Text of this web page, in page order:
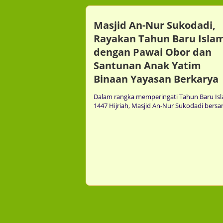
Masjid An-Nur Sukodadi,
Rayakan Tahun Baru
dengan Pawai Obor dan
Santunan Anak Yatim
Binaan Yayasan Berkarya
Dalam rangka memperingati Tahun Baru
1447 Hijriah, Masjid An-Nur Sukodadi
0
Comment